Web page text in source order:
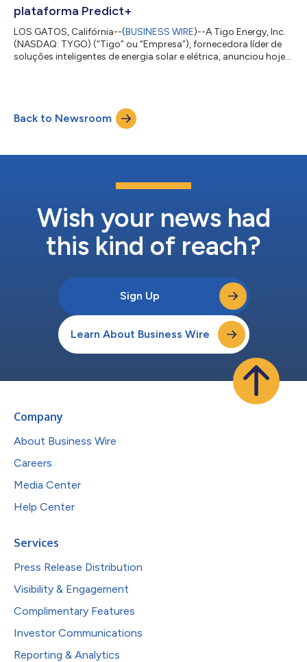
plataforma Predict+
LOS GATOS, Califórnia--(BUSINESS WIRE)--A Tigo Energy, Inc.
(NASDAQ: TYGO) (“Tigo” ou “Empresa”), fornecedora líder de
soluções inteligentes de energia solar e elétrica, anunciou hoje
insights detalhados sobre a demanda da rede, a geração
renovável e a dinâmica do mercado de energia, aprimorando a
precisão, a escalabilidad...
Back to Newsroom
Wish your news had
this kind of reach?
Sign Up
Learn About Business Wire
Company
About Business Wire
Careers
Media Center
Help Center
Services
Press Release Distribution
Visibility & Engagement
Complimentary Features
Investor Communications
Reporting & Analytics